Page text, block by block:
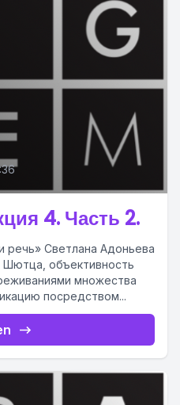
4. Часть 2.
речь» Светлана Адоньева
объективность
множества
посредством...